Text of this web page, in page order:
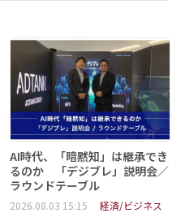
AI時代、「暗黙知」は継承でき
るのか 「デジブレ」説明会／
ラウンドテーブル
2026.08.03 15:15 経済/ビジネス